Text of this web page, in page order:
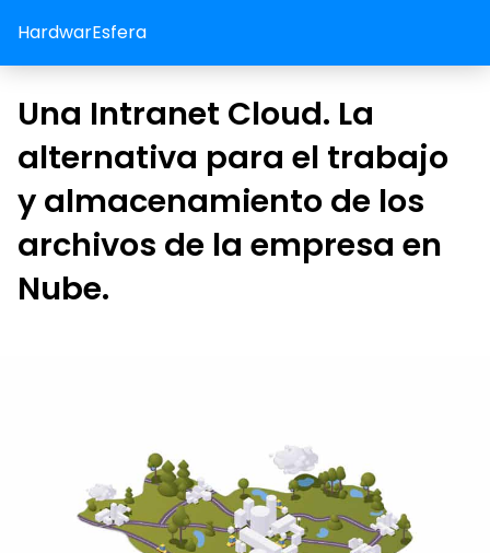
HardwarEsfera
Una Intranet Cloud. La
alternativa para el trabajo
y almacenamiento de los
archivos de la empresa en
Nube.